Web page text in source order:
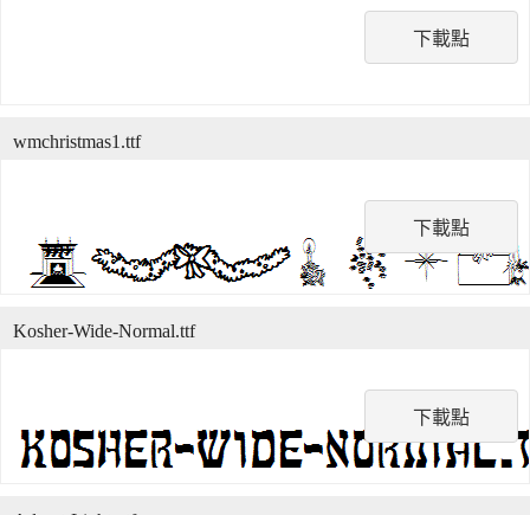
下載點
下載點
wmchristmas1.ttf
下載點
Kosher-Wide-Normal.ttf